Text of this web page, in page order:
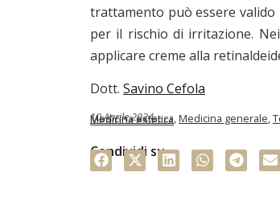
trattamento può essere valido
per il rischio di irritazione.
applicare creme alla
Dott. Savino Cefola
10 Aprile 2024
Medicina estetica,Medicina generale,
Medicina estetica
Condividi su